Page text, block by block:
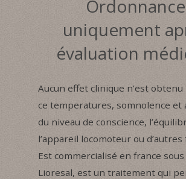
Ordonnance
uniquement
évaluation
Aucun effet clinique n’est
ce temperatures, somnolence et
du niveau de conscience,
l’appareil locomoteur ou
Est commercialisé en france
Lioresal, est un traitement qui